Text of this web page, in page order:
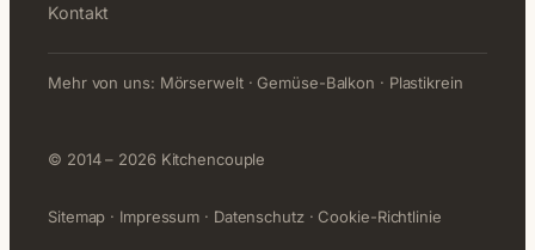
Kontakt
Mehr von uns: Mörserwelt· Gemüse-Balkon · Plastikrein
© 2014 – 2026 Kitchencouple
Sitemap · Impressum · Datenschutz· Cookie-Richtlinie